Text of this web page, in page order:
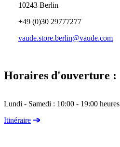
10243 Berlin
+49 (0)30 29777277
vaude.store.berlin@vaude.com
Horaires d'ouverture :
Lundi - Samedi : 10:00 - 19:00 heures
Itinéraire